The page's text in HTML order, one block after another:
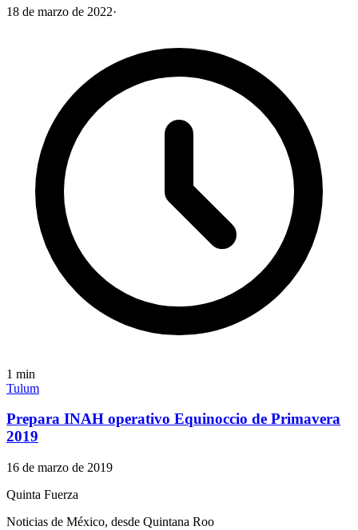
18 de marzo de 2022·
1 min
Tulum
Prepara INAH operativo Equinoccio de Primavera
2019
16 de marzo de 2019
Quinta Fuerza
Noticias de México, desde Quintana Roo